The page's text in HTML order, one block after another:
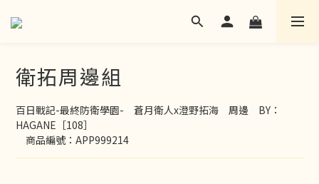
衛拓周邊組
百日戰記-最終防衛學園-　蒼月衛人x澄野拓海　周邊　BY：
HAGANE［108］
商品編號：APP999214